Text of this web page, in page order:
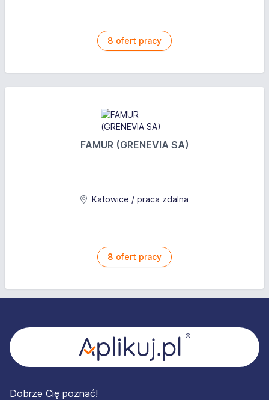
8 ofert pracy
FAMUR (GRENEVIA SA)
Katowice / praca zdalna
8 ofert pracy
Dobrze Cię poznać!